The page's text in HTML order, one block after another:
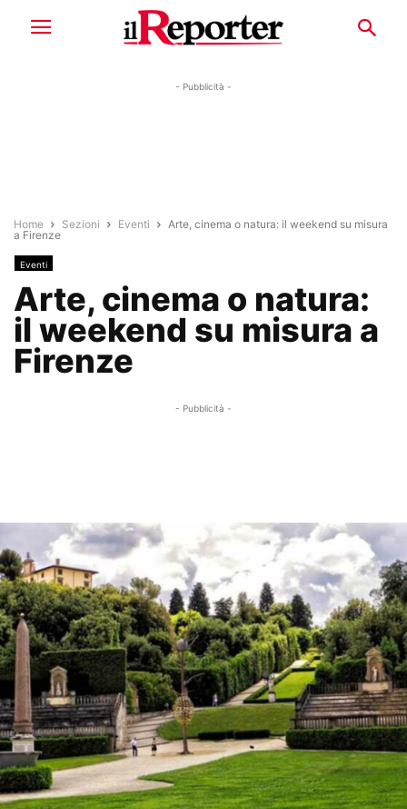
- Pubblicità -
Home Sezioni Eventi
Arte, cinema o natura: il weekend su misura
a Firenze
Eventi
Arte, cinema o natura:
il weekend su misura a
Firenze
- Pubblicità -